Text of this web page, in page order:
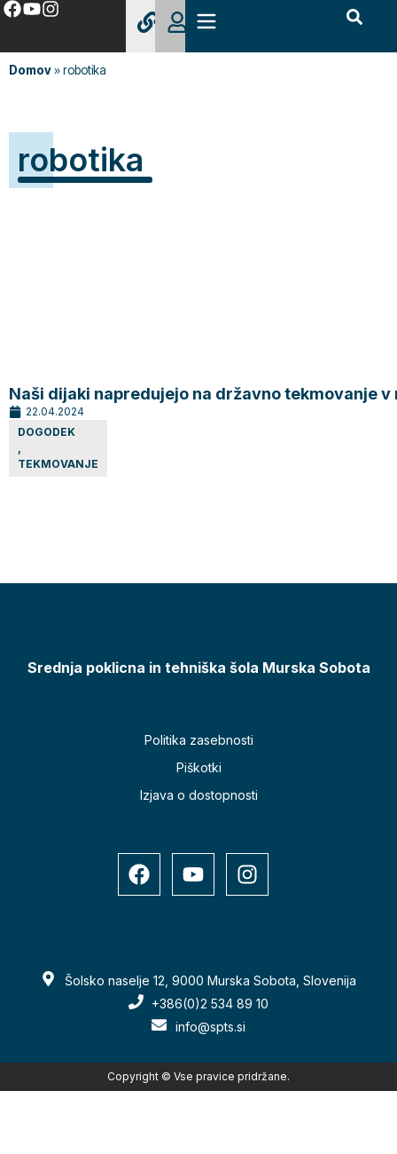
Domov»robotika
robotika
Naši dijaki napredujejo na državno tekmovanje v
22.04.2024
DOGODEK
,
TEKMOVANJE
Srednja poklicna in tehniška šola Murska Sobota
Politika zasebnosti
Piškotki
Izjava o dostopnosti
Šolsko naselje 12, 9000 Murska Sobota, Slovenija
+386(0)2 534 89 10
info@spts.si
Copyright © Vse pravice pridržane.